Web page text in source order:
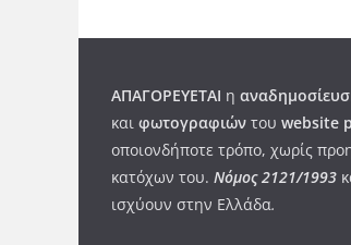
ΑΠΑΓΟΡΕΥΕΤΑΙ η
και φωτογραφιών του website
οποιονδήποτε τρόπο, χωρίς
κατόχων του. Νόμος 2121/1993
ισχύουν στην Ελλάδα.